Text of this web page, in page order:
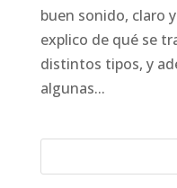
buen sonido, claro
explico de qué se
distintos tipos, y
algunas...